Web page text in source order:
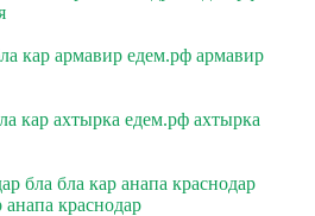
кар армавир едем.рф армавир
кар ахтырка едем.рф ахтырка
бла бла кар анапа краснодар
краснодар